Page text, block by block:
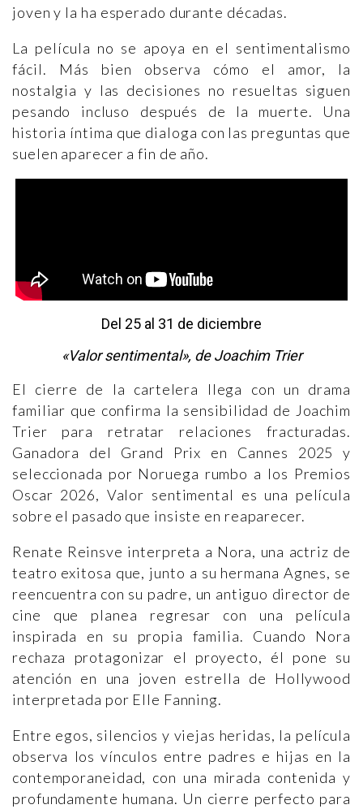
joven y la ha esperado durante décadas.
La película no se apoya en el sentimentalismo
fácil. Más bien observa cómo el amor, la
nostalgia y las decisiones no resueltas siguen
pesando incluso después de la muerte. Una
historia íntima que dialoga con las preguntas que
suelen aparecer a fin de año.
Del 25 al 31 de diciembre
«Valor sentimental», de Joachim Trier
El cierre de la cartelera llega con un drama
familiar que confirma la sensibilidad de Joachim
Trier para retratar relaciones fracturadas.
Ganadora del Grand Prix en Cannes 2025 y
seleccionada por Noruega rumbo a los Premios
Oscar 2026, Valor sentimental es una película
sobre el pasado que insiste en reaparecer.
Renate Reinsve interpreta a Nora, una actriz de
teatro exitosa que, junto a su hermana Agnes, se
reencuentra con su padre, un antiguo director de
cine que planea regresar con una película
inspirada en su propia familia. Cuando Nora
rechaza protagonizar el proyecto, él pone su
atención en una joven estrella de Hollywood
interpretada por Elle Fanning.
Entre egos, silencios y viejas heridas, la película
observa los vínculos entre padres e hijas en la
contemporaneidad, con una mirada contenida y
profundamente humana. Un cierre perfecto para